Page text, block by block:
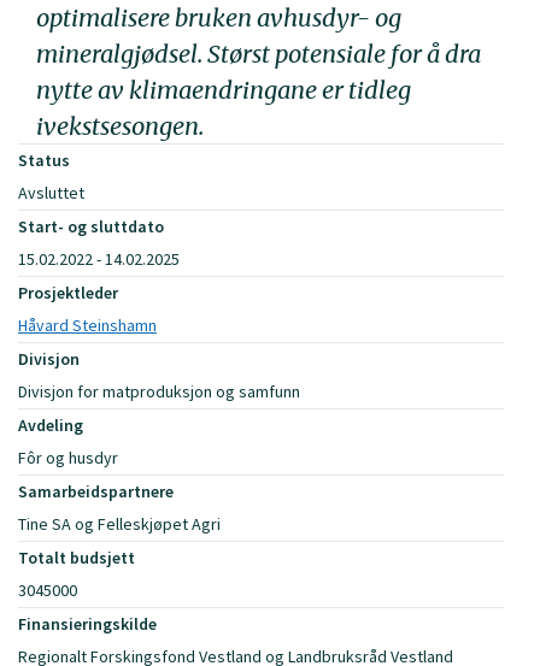
optimalisere bruken avhusdyr- og
mineralgjødsel. Størst potensiale for å dra
nytte av klimaendringane er tidleg
ivekstsesongen.
Status
Avsluttet
Start- og sluttdato
15.02.2022 - 14.02.2025
Prosjektleder
Håvard Steinshamn
Divisjon
Divisjon for matproduksjon og samfunn
Avdeling
Fôr og husdyr
Samarbeidspartnere
Tine SA og Felleskjøpet Agri
Totalt budsjett
3045000
Finansieringskilde
Regionalt Forskingsfond Vestland og Landbruksråd Vestland